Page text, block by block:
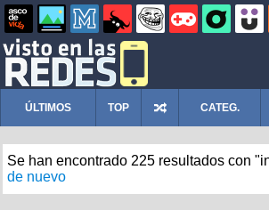
ÚLTIMOS TOP CATEG.
Se han encontrado 225 resultados con
de nuevo